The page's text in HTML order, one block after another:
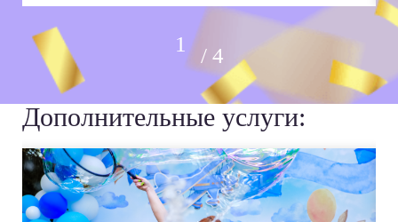
4
Дополнительные услуги: